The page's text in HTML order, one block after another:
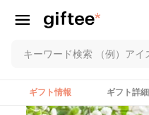
ギフト情報 ギフト詳細